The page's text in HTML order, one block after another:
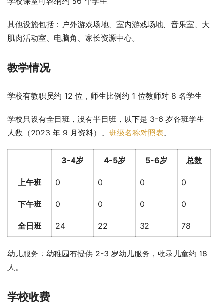
其他设施包括：户外游戏场地、室内游戏场地、音乐室、大
肌肉活动室、电脑角、家长资源中心。
教学情况
学校有教职员约 12 位，师生比例约 1 位教师对 8 名学生
学校只设有全日班，没有半日班，以下是 3-6 岁各班学生
人数（2023 年 9 月资料）。 班级名称对照表。
3-4岁 4-5岁 5-6岁 总数
上午班 0 0 0 0
下午班 0 0 0 0
全日班 24 22 32 78
幼儿服务：幼稚园有提供 2-3 岁幼儿服务，收录儿童约 18
人。
学校收费